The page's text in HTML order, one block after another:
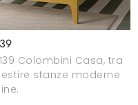
Colombini Casa, tra
stanze moderne